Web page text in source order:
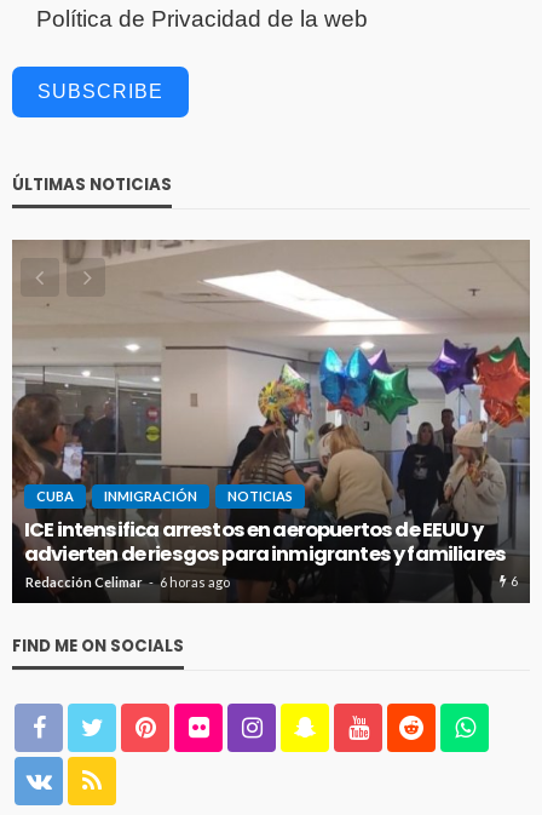
Política de Privacidad de la web
SUBSCRIBE
ÚLTIMAS NOTICIAS
CUBA INMIGRACIÓN NOTICIAS
ICE intensifica arrestos en aeropuertos de EEUU y
advierten de riesgos para inmigrantes y familiares
Redacción Celimar 6 horas ago 6
FIND ME ON SOCIALS